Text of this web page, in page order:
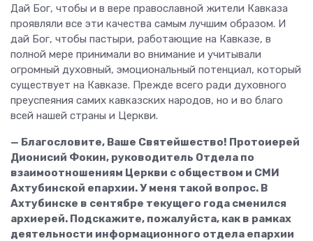
Дай Бог, чтобы и в вере православной жители Кавказа
проявляли все эти качества самым лучшим образом. И
дай Бог, чтобы пастыри, работающие на Кавказе, в
полной мере принимали во внимание и учитывали
огромный духовный, эмоциональный потенциал, который
существует на Кавказе. Прежде всего ради духовного
преуспеяния самих кавказских народов, но и во благо
всей нашей страны и Церкви.
— Благословите, Ваше Святейшество! Протоиерей
Дионисий Фокин, руководитель Отдела по
взаимоотношениям Церкви с обществом и СМИ
Ахтубинской епархии. У меня такой вопрос. В
Ахтубинске в сентябре текущего года сменился
архиерей. Подскажите, пожалуйста, как в рамках
деятельности информационного отдела епархии